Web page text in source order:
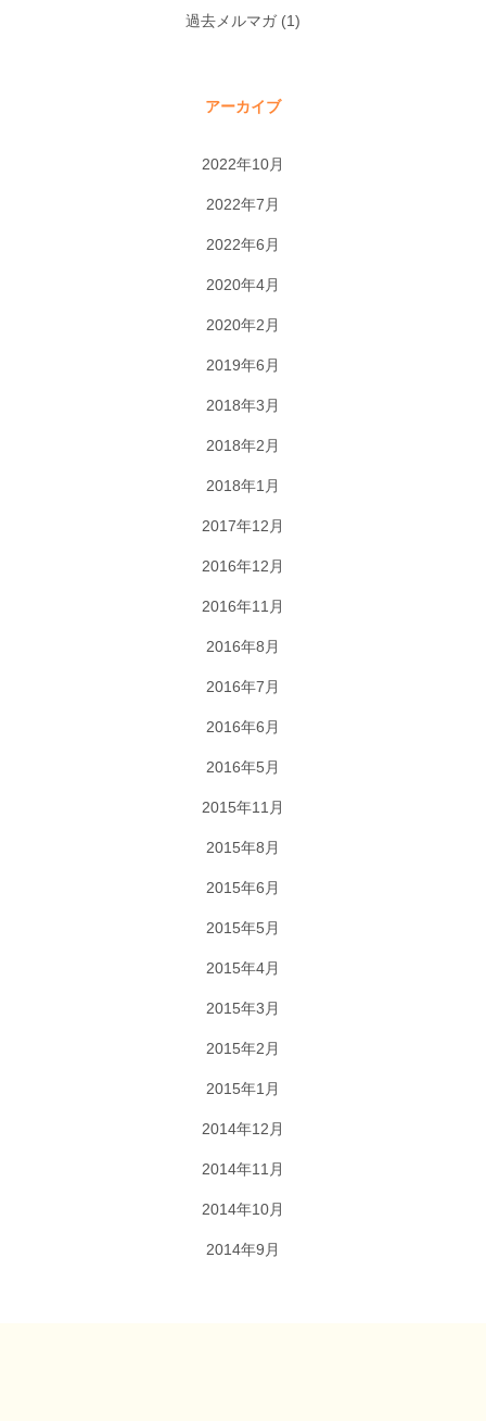
過去メルマガ(1)
アーカイブ
2022年10月
2022年7月
2022年6月
2020年4月
2020年2月
2019年6月
2018年3月
2018年2月
2018年1月
2017年12月
2016年12月
2016年11月
2016年8月
2016年7月
2016年6月
2016年5月
2015年11月
2015年8月
2015年6月
2015年5月
2015年4月
2015年3月
2015年2月
2015年1月
2014年12月
2014年11月
2014年10月
2014年9月